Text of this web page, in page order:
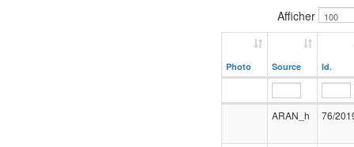
Afficher
Photo Source Id.
ARAN_h 76/